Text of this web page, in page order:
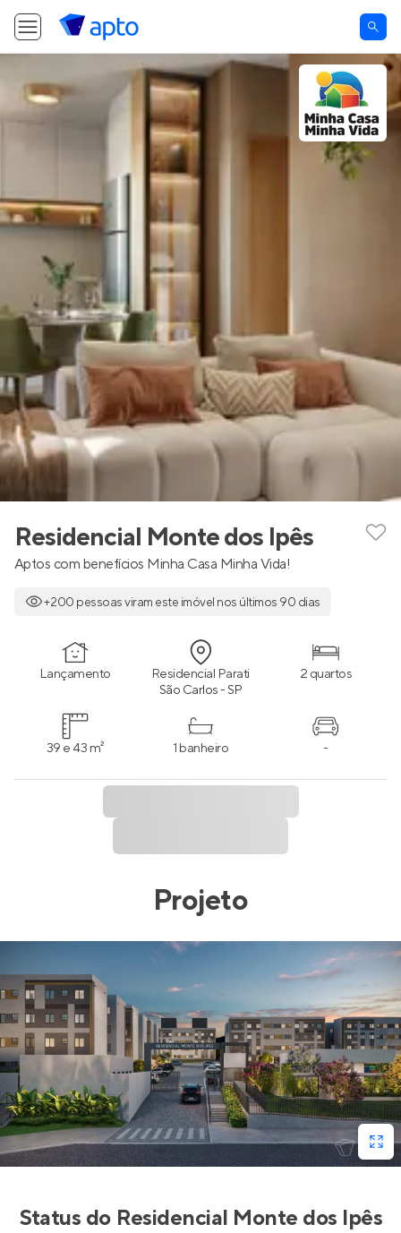
Residencial Monte dos Ipês
Aptos com benefícios Minha Casa Minha Vida!
+200 pessoas viram este imóvel nos últimos 90 dias
Lançamento Residencial Parati
São Carlos - SP
2 quartos
39 e 43 m² 1 banheiro -
Projeto
Status do Residencial Monte dos Ipês